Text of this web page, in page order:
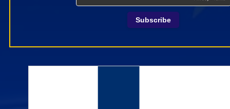
Subscribe